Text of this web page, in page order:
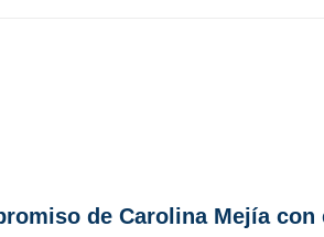
de Carolina Mejía